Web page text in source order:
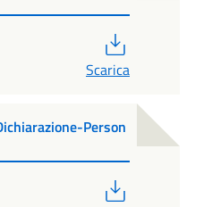
Scarica
Person